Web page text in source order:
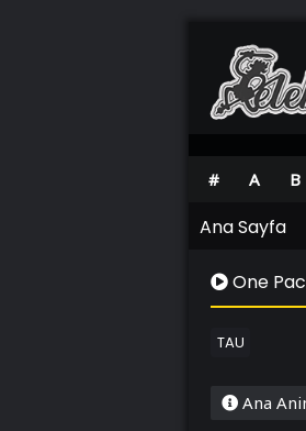
# A B
Ana Sayfa
One
TAU
Ana